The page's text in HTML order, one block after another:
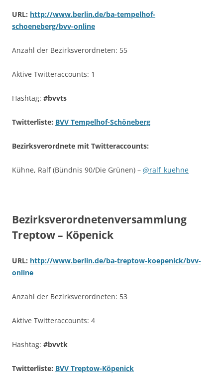
URL: http://www.berlin.de/ba-tempelhof-
schoeneberg/bvv-online
Anzahl der Bezirksverordneten: 55
Aktive Twitteraccounts: 1
Hashtag: #bvvts
Twitterliste: BVV Tempelhof-Schöneberg
Bezirksverordnete mit Twitteraccounts:
Kühne, Ralf (Bündnis 90/Die Grünen) – @ralf_kuehne
Bezirksverordnetenversammlung
Treptow – Köpenick
URL: http://www.berlin.de/ba-treptow-koepenick/bvv-
online
Anzahl der Bezirksverordneten: 53
Aktive Twitteraccounts: 4
Hashtag: #bvvtk
Twitterliste: BVV Treptow-Köpenick